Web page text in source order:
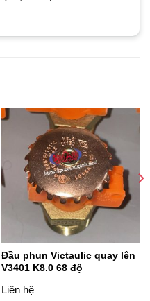
Đầu phun Victaulic quay lên
V3401 K8.0 68 độ
Liên hệ